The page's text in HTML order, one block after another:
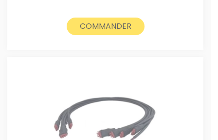
COMMANDER